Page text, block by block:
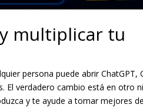
multiplicar tu
persona puede abrir ChatGPT,
verdadero cambio está en otro
y te ayude a tomar mejores